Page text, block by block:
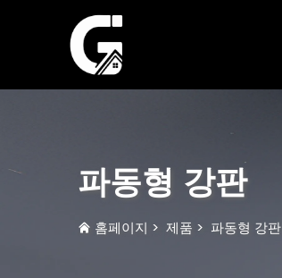
파동형 강판
홈페이지 > 제품 > 파동형 강판